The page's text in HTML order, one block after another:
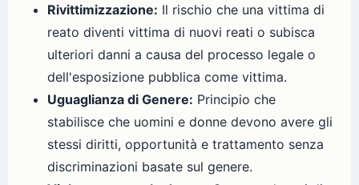
Rivittimizzazione: Il rischio che una vittima di
reato diventi vittima di nuovi reati o subisca
ulteriori danni a causa del processo legale o
dell'esposizione pubblica come vittima.
Uguaglianza di Genere: Principio che
stabilisce che uomini e donne devono avere gli
stessi diritti, opportunità e trattamento senza
discriminazioni basate sul genere.